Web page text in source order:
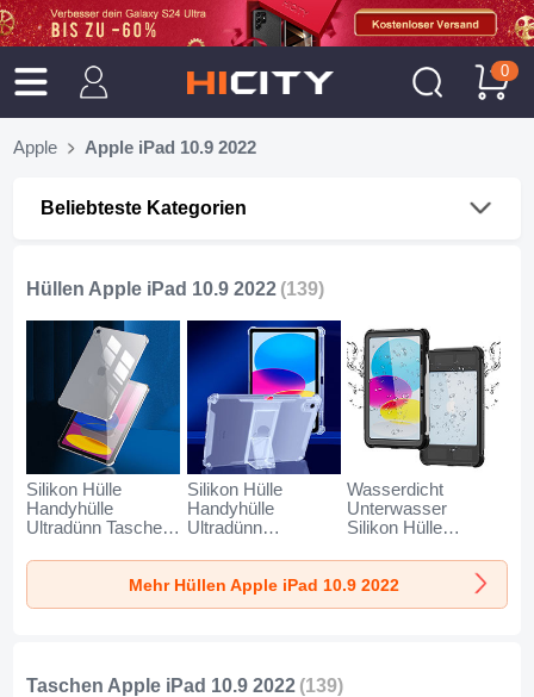
0
Apple Apple iPad 10.9 2022
Beliebteste Kategorien
Hüllen Apple iPad 10.9 2022 (139)
Silikon Hülle
Handyhülle
Ultradünn Tasche
Transparent für
Apple iPad 10.9
(2022) Klar
Silikon Hülle
Handyhülle
Ultradünn
Flexible Tasche
Durchsichtig
Transparent mit
Wasserdicht
Unterwasser
Silikon Hülle
Kunststoff
Waterproof
Schutzhülle 360
Mehr Hüllen Apple iPad 10.9 2022
Taschen Apple iPad 10.9 2022 (139)